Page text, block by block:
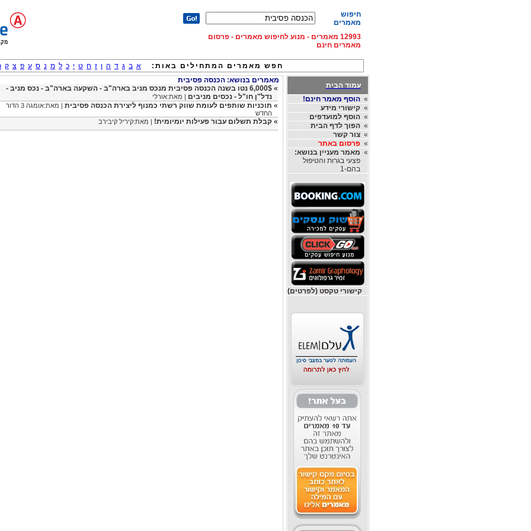
חיפוש
מאמרים
12993 מאמרים - מנוע לחיפוש מאמרים - פרסום
מאמרים חינם
חפש מאמרים המתחילים באות: א ב ג ד ה ו ז ח ט י כ ל מ נ ס ע פ צ ק
עמוד הבית
»הוסף מאמר חינם!
»קישורי מידע
»הוסף למועדפים
»הפוך לדף הבית
»צור קשר
»פרסום באתר
» מאמר מעניין בנושא:
פצעי בגרות והטיפול
בהם-1
קישורי טקסט (לפרטים)
מאמרים בנושא: הכנסה פסיבית
»
6,000$ נטו בשנה הכנסה פסיבית מנכס מניב בארה"ב - השקעה בארה"ב - נכס מניב -
נדל"ן חו"ל - נכסים מניבים | מאת:אורלי
» תוכניות שותפים לעומת שווק רשתי כמנוף ליצירת הכנסה פסיבית
| מאת:אומגה 3 הדור
החדש
» קבלת תשלום עבור פעילות יומיומית! | מאת:קיריל קיבירב